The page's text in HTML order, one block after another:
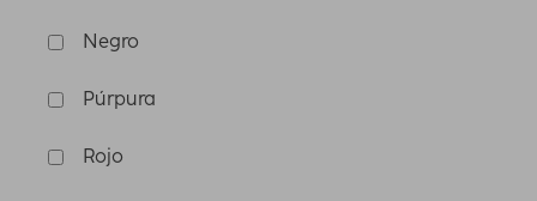
Negro
Púrpura
Rojo